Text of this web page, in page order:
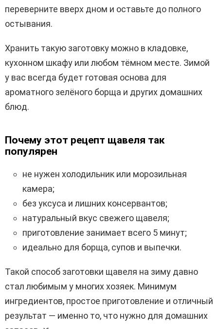
переверните вверх дном и оставьте до полного
остывания.
Хранить такую заготовку можно в кладовке,
кухонном шкафу или любом тёмном месте. Зимой
у вас всегда будет готовая основа для
ароматного зелёного борща и других домашних
блюд.
Почему этот рецепт щавеля так
популярен
не нужен холодильник или морозильная
камера;
без уксуса и лишних консервантов;
натуральный вкус свежего щавеля;
приготовление занимает всего 5 минут;
идеально для борща, супов и выпечки.
Такой способ заготовки щавеля на зиму давно
стал любимым у многих хозяек. Минимум
ингредиентов, простое приготовление и отличный
результат — именно то, что нужно для домашних